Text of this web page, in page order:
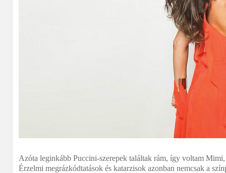
Azóta leginkább Puccini-szerepek találtak rám, így voltam
Érzelmi megrázkódtatások és katarzisok azonban nemcsak a